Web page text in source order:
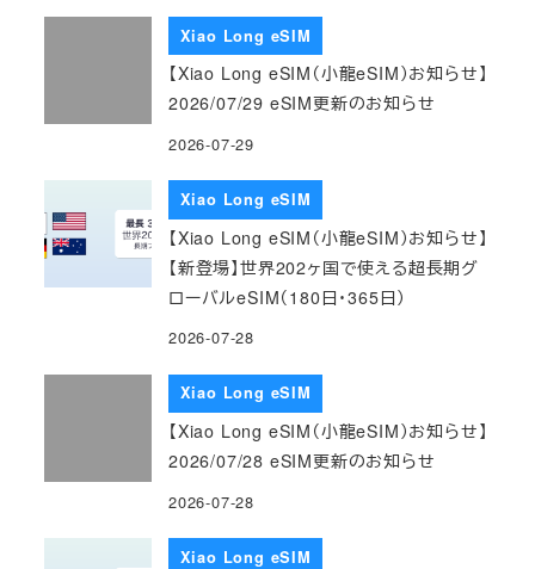
Xiao Long eSIM
【Xiao Long eSIM（小龍eSIM）お知らせ】
2026/07/29 eSIM更新のお知らせ
2026-07-29
Xiao Long eSIM
【Xiao Long eSIM（小龍eSIM）お知らせ】
【新登場】世界202ヶ国で使える超長期グ
ローバルeSIM（180日・365日）
2026-07-28
Xiao Long eSIM
【Xiao Long eSIM（小龍eSIM）お知らせ】
2026/07/28 eSIM更新のお知らせ
2026-07-28
Xiao Long eSIM